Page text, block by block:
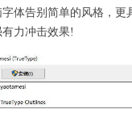
体告别简单的风格，
力冲击效果!